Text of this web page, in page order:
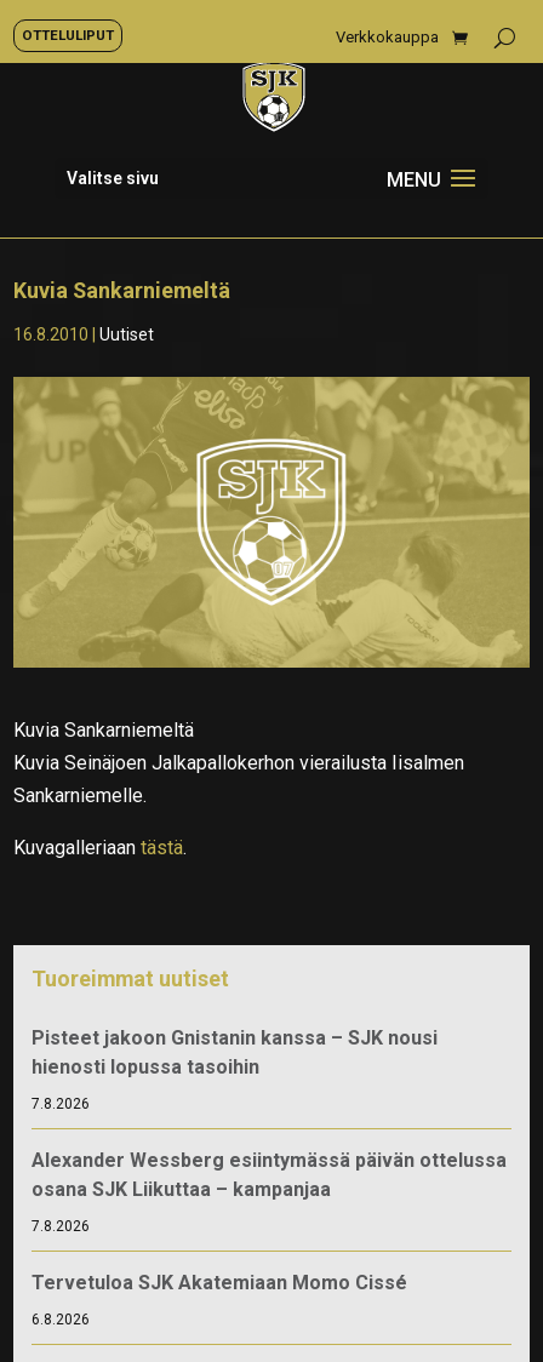
OTTELULIPUT Verkkokauppa
Valitse sivu
Kuvia Sankarniemeltä
16.8.2010 |Uutiset
Kuvia Sankarniemeltä
Kuvia Seinäjoen Jalkapallokerhon vierailusta Iisalmen
Sankarniemelle.
Kuvagalleriaantästä.
Tuoreimmat uutiset
Pisteet jakoon Gnistanin kanssa – SJK nousi
hienosti lopussa tasoihin
7.8.2026
Alexander Wessberg esiintymässä päivän ottelussa
osana SJK Liikuttaa – kampanjaa
7.8.2026
Tervetuloa SJK Akatemiaan Momo Cissé
6.8.2026